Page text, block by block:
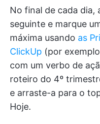
No final de cada dia,
seguinte e marque
máxima usando as
ClickUp (por
com um verbo de
roteiro do 4º
e arraste-a para o
Hoje.